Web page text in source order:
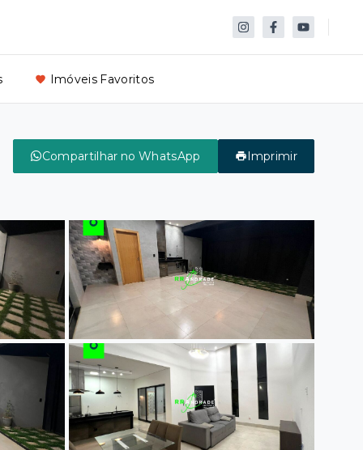
Imóveis Favoritos
Compartilhar no WhatsApp Imprimir